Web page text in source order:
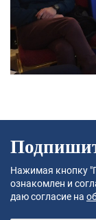
Нажимая кнопку
ознакомлен и
даю согласие на